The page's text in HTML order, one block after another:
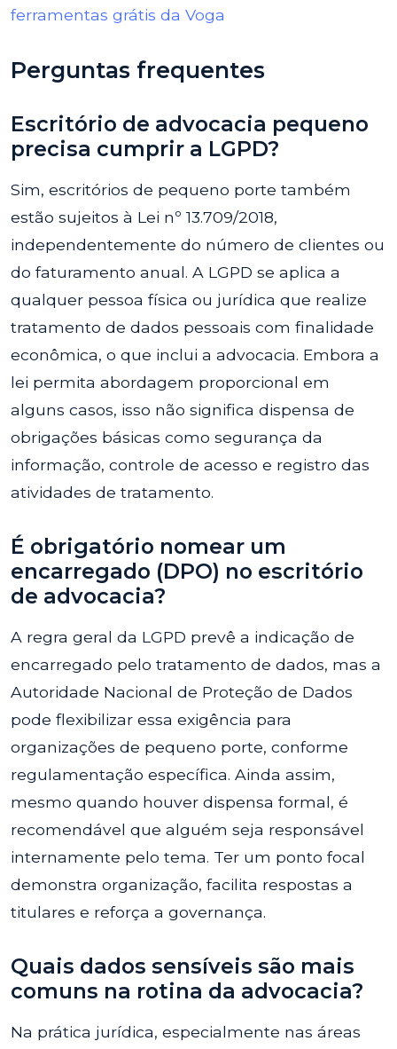
ferramentas grátis da Voga
Perguntas frequentes
Escritório de advocacia pequeno
precisa cumprir a LGPD?
Sim, escritórios de pequeno porte também
estão sujeitos à Lei nº 13.709/2018,
independentemente do número de clientes ou
do faturamento anual. A LGPD se aplica a
qualquer pessoa física ou jurídica que realize
tratamento de dados pessoais com finalidade
econômica, o que inclui a advocacia. Embora a
lei permita abordagem proporcional em
alguns casos, isso não significa dispensa de
obrigações básicas como segurança da
informação, controle de acesso e registro das
atividades de tratamento.
É obrigatório nomear um
encarregado (DPO) no escritório
de advocacia?
A regra geral da LGPD prevê a indicação de
encarregado pelo tratamento de dados, mas a
Autoridade Nacional de Proteção de Dados
pode flexibilizar essa exigência para
organizações de pequeno porte, conforme
regulamentação específica. Ainda assim,
mesmo quando houver dispensa formal, é
recomendável que alguém seja responsável
internamente pelo tema. Ter um ponto focal
demonstra organização, facilita respostas a
titulares e reforça a governança.
Quais dados sensíveis são mais
comuns na rotina da advocacia?
Na prática jurídica, especialmente nas áreas